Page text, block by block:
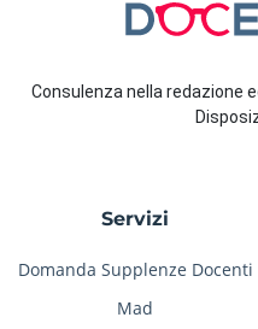
Consulenza nella redazione
Servizi
Domanda Supplenze Docenti
Mad